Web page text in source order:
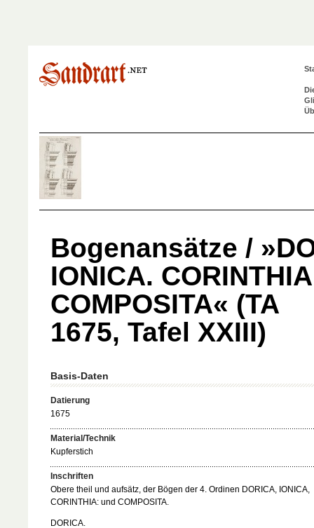
Bogenansätze /
IONICA.
COMPOSITA« (TA
1675, Tafel XXIII)
Basis-Daten
Datierung
1675
Material/Technik
Kupferstich
Inschriften
Obere theil und aufsätz, der Bögen der 4. Ordinen DORICA, IONICA,
CORINTHIA: und COMPOSITA.
DORICA.